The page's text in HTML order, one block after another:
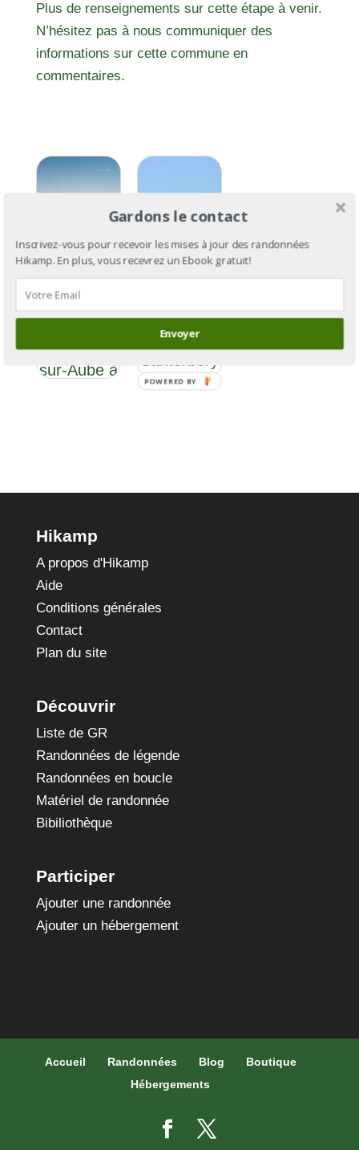
Plus de renseignements sur cette étape à venir.
N’hésitez pas à nous communiquer des
informations sur cette commune en
commentaires.
Via
Francigena
de Bar-
sur-Aube à
Francigena
: de
à Rome
Hikamp
A propos d'Hikamp
Aide
Conditions générales
Contact
Plan du site
Découvrir
Liste de GR
Randonnées de légende
Randonnées en boucle
Matériel de randonnée
Bibiliothèque
Participer
Ajouter une randonnée
Ajouter un hébergement
Accueil Randonnées Blog
Boutique
Hébergements
Gardons le contact
Inscrivez-vous pour recevoir les mises à jour des randonnées
Hikamp. En plus, vous recevrez un Ebook gratuit!
Envoyer
POWERED